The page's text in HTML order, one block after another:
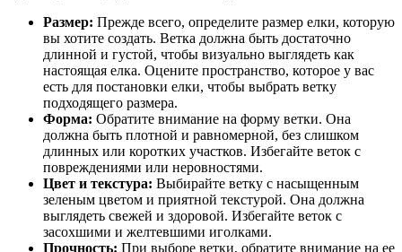
Размер: Прежде всего, определите размер елки, которую
вы хотите создать. Ветка должна быть достаточно
длинной и густой, чтобы визуально выглядеть как
настоящая елка. Оцените пространство, которое у вас
есть для постановки елки, чтобы выбрать ветку
подходящего размера.
Форма: Обратите внимание на форму ветки. Она
должна быть плотной и равномерной, без слишком
длинных или коротких участков. Избегайте веток с
повреждениями или неровностями.
Цвет и текстура: Выбирайте ветку с насыщенным
зеленым цветом и приятной текстурой. Она должна
выглядеть свежей и здоровой. Избегайте веток с
засохшими и желтевшими иголками.
Прочность: При выборе ветки, обратите внимание на ее